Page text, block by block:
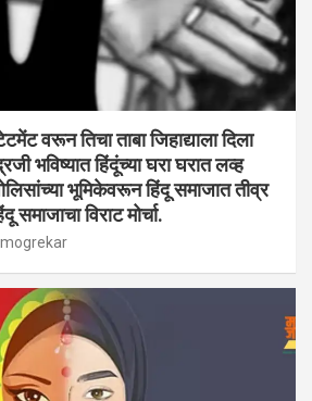
वरून तिचा ताबा जिहाद्याला दिला
भविष्यात हिंदूंच्या घरा घरात लव्ह
भूमिकेवरून हिंदू समाजात तीव्र
विराट मोर्चा.